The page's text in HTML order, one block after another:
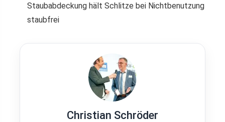
Staubabdeckung hält Schlitze bei Nichtbenutzung
staubfrei
Christian Schröder